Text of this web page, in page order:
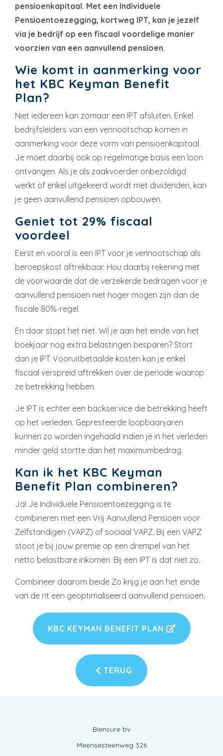
pensioenkapitaal. Met een Individuele
Pensioentoezegging, kortweg IPT, kan je jezelf
via je bedrijf op een fiscaal voordelige manier
voorzien van een aanvullend pensioen.
Wie komt in aanmerking voor
het KBC Keyman Benefit
Plan?
Niet iedereen kan zomaar een IPT afsluiten. Enkel
bedrijfsleiders van een vennootschap komen in
aanmerking voor deze vorm van pensioenkapitaal.
Je moet daarbij ook op regelmatige basis een loon
ontvangen. Als je als zaakvoerder onbezoldigd
werkt of enkel uitgekeerd wordt met dividenden, kan
je geen aanvullend pensioen opbouwen.
Geniet tot 29% fiscaal
voordeel
Eerst en vooral is een IPT voor je vennootschap als
beroepskost aftrekbaar. Hou daarbij rekening met
de voorwaarde dat de verzekerde bedragen voor je
aanvullend pensioen niet hoger mogen zijn dan de
fiscale 80%-regel.
En daar stopt het niet. Wil je aan het einde van het
boekjaar nog extra belastingen besparen? Stort
dan je IPT. Vooruitbetaalde kosten kan je enkel
fiscaal verspreid aftrekken over de periode waarop
ze betrekking hebben.
Je IPT is echter een backservice die betrekking heeft
op het verleden. Gepresteerde loopbaanjaren
kunnen zo worden ingehaald indien je in het verleden
minder geld stortte dan het maximumbedrag.
Kan ik het KBC Keyman
Benefit Plan combineren?
Ja! Je Individuele Pensioentoezegging is te
combineren met een Vrij Aanvullend Pensioen voor
Zelfstandigen (VAPZ) of sociaal VAPZ. Bij een VAPZ
stoot je bij jouw premie op een drempel van het
netto belastbare inkomen. Bij een IPT is dat niet zo.
Combineer daarom beide Zo krijg je aan het einde
van de rit een geoptimaliseerd aanvullend pensioen.
KBC KEYMAN BENEFIT PLAN
TERUG
Biensure bv
Meensesteenweg 326